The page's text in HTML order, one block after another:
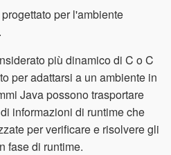
per l'ambiente
più dinamico di C o C
per adattarsi a un ambiente in
Java possono trasportare
informazioni di runtime che
per verificare e risolvere gli
fase di runtime.